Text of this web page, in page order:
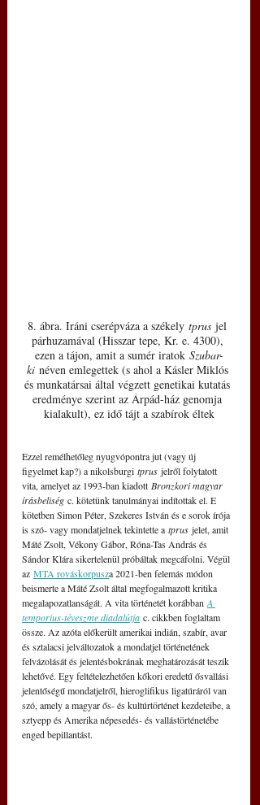
8. ábra. Iráni cserépváza a székely tprus jel
párhuzamával (Hisszar tepe, Kr. e. 4300),
ezen a tájon, amit a sumér iratok Szubar-
ki néven emlegettek (s ahol a Kásler Miklós
és munkatársai által végzett genetikai kutatás
eredménye szerint az Árpád-ház genomja
kialakult), ez idő tájt a szabírok éltek
Ezzel remélhetőleg nyugvópontra jut (vagy új
figyelmet kap?) a nikolsburgi tprus jelről folytatott
vita, amelyet az 1993-ban kiadott Bronzkori magyar
írásbeliség c. kötetünk tanulmányai indítottak el. E
kötetben Simon Péter, Szekeres István és e sorok írója
is szó- vagy mondatjelnek tekintette a tprus jelet, amit
Máté Zsolt, Vékony Gábor, Róna-Tas András és
Sándor Klára sikertelenül próbáltak megcáfolni. Végül
az MTA rováskorpusza 2021-ben felemás módon
beismerte a Máté Zsolt által megfogalmazott kritika
megalapozatlanságát. A vita történetét korábban A
temporius-téveszme diadalútja c. cikkben foglaltam
össze. Az azóta előkerült amerikai indián, szabír, avar
és sztalacsi jelváltozatok a mondatjel történetének
felvázolását és jelentésbokrának meghatározását teszik
lehetővé. Egy feltételezhetően kőkori eredetű ősvallási
jelentőségű mondatjelről, hieroglifikus ligatúráról van
szó, amely a magyar ős- és kultúrtörténet kezdeteibe, a
sztyepp és Amerika népesedés- és vallástörténetébe
enged bepillantást.